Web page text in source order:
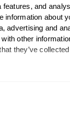
features, and
information about
advertising and
other
they’ve
wachten bij
U parkeert
de oplader
Bij zappi kunt u
wanneer u wilt
auto thuis